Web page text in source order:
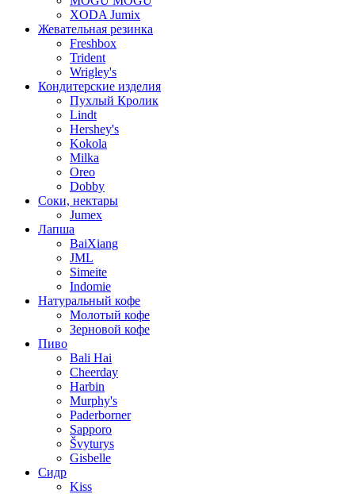
XODA Jumix
Жевательная резинка
Freshbox
Trident
Wrigley's
Кондитерские изделия
Пухлый Кролик
Lindt
Hershey's
Kokola
Milka
Oreo
Dobby
Соки, нектары
Jumex
Лапша
BaiXiang
JML
Simeite
Indomie
Натуральный кофе
Молотый кофе
Зерновой кофе
Пиво
Bali Hai
Cheerday
Harbin
Murphy's
Paderborner
Sapporo
Švyturys
Gisbelle
Сидр
Kiss